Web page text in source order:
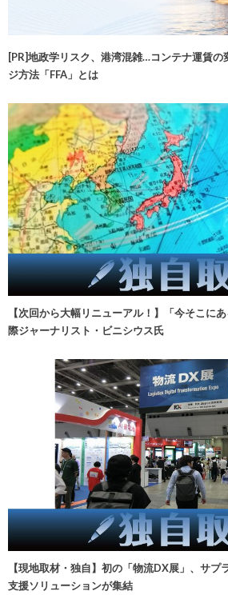
[PR]地政学リスク、港湾混雑…コンテナ運賃の
ジ方法「FFA」とは
【次回から大幅リニューアル！】「今そこに
際ジャーナリスト・ビニシウス氏
【現地取材・独自】初の「物流DX展」、サプ
支援ソリューションが集結